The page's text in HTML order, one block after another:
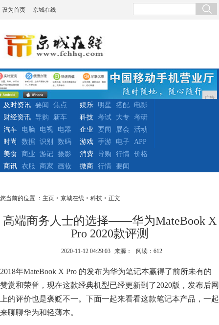
设为首页 京城在线
广告
及时资讯 要闻
焦点
财经资讯
导购 新车
娱乐 明星 搭配
电影
科技
考试 大专
考研
汽车
电脑 电视
电器
时尚
数据 识别 数码
企业 要闻 展会
活动
游戏
手游 电子
APP
美食
商业 游记
摄影
商讯
衣服 商家 画妆
消费 导购 行情
价格
微商
行情 要闻
您当前的位置 ： 主页 > 京城在线 > 科技 > 正文
高端商务人士的选择——华为MateBook X
Pro 2020款评测
2020-11-12 04:29:03 来源： 阅读：612
2018年MateBook X Pro 的发布为华为笔记本赢得了前所未有的
赞赏和荣誉，现在这款经典机型已经更新到了2020版，发布后网
上的评价也是褒贬不一。下面一起来看看这款笔记本产品，一起
来聊聊华为和轻薄本。